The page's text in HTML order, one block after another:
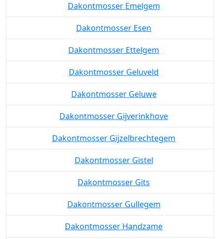
Dakontmosser Emelgem
Dakontmosser Esen
Dakontmosser Ettelgem
Dakontmosser Geluveld
Dakontmosser Geluwe
Dakontmosser Gijverinkhove
Dakontmosser Gijzelbrechtegem
Dakontmosser Gistel
Dakontmosser Gits
Dakontmosser Gullegem
Dakontmosser Handzame